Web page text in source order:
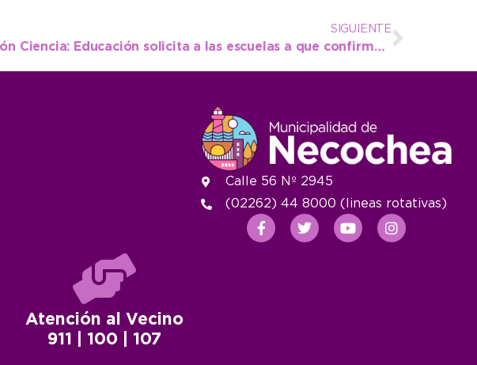
SIGUIENTE
Estación Ciencia: Educación solicita a las escuelas a que confirmen participación
Atención al Vecino
911 | 100 | 107
Calle 56 Nº 2945
(02262) 44 8000 (lineas rotativas)